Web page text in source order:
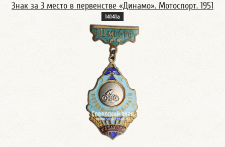
Знак за 3 место в первенстве «Динамо». Мотоспорт. 1951
14141а